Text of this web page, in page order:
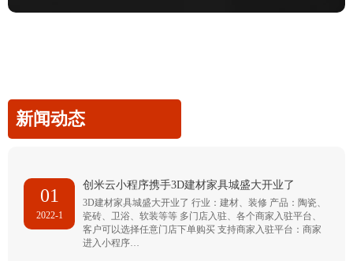
新闻动态
01
2022-1
创米云小程序携手3D建材家具城盛大开业了
3D建材家具城盛大开业了 行业：建材、装修 产品：陶瓷、
瓷砖、卫浴、软装等等 多门店入驻、各个商家入驻平台、
客户可以选择任意门店下单购买 支持商家入驻平台：商家
进入小程序…